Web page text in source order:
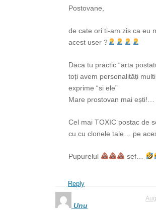
Postovane,
de cate ori ti-am zis ca eu
acest user ?
Daca tu practic “arta
toți avem personalități
exprime “si ele”
Mare prostovan mai ești!…
Cel mai TOXIC postac de
cu cu clonele tale… pe
Pupurelul sef…
Reply
Unu